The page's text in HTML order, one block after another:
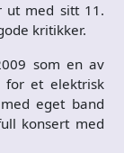
ut med sitt 11.
kritikker.
som en av
for et elektrisk
eget band
konsert med